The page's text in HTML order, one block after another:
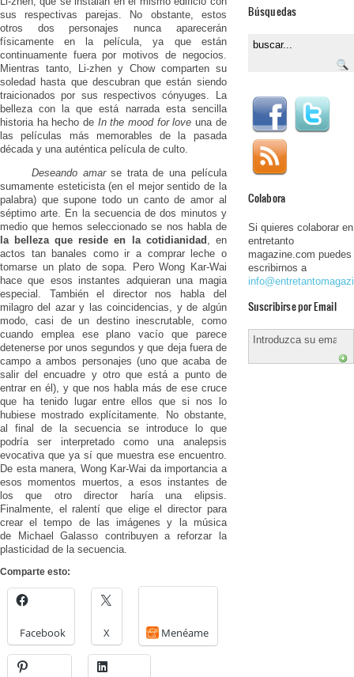
sus respectivas parejas. No obstante, estos
otros dos personajes nunca aparecerán
físicamente en la película, ya que están
continuamente fuera por motivos de negocios.
Mientras tanto, Li-zhen y Chow comparten su
soledad hasta que descubran que están siendo
traicionados por sus respectivos cónyuges. La
belleza con la que está narrada esta sencilla
historia ha hecho de In the mood for loveuna de
las películas más memorables de la pasada
década y una auténtica película de culto.
Deseando amarse trata de una película
sumamente esteticista (en el mejor sentido de la
palabra) que supone todo un canto de amor al
séptimo arte. En la secuencia de dos minutos y
medio que hemos seleccionado se nos habla de
la belleza que reside en la cotidianidad , en
actos tan banales como ir a comprar leche o
tomarse un plato de sopa. Pero Wong Kar-Wai
hace que esos instantes adquieran una magia
especial. También el director nos habla del
milagro del azar y las coincidencias, y de algún
modo, casi de un destino inescrutable, como
cuando emplea ese plano vacío que parece
detenerse por unos segundos y que deja fuera de
campo a ambos personajes (uno que acaba de
salir del encuadre y otro que está a punto de
entrar en él), y que nos habla más de ese cruce
que ha tenido lugar entre ellos que si nos lo
hubiese mostrado explícitamente. No obstante,
al final de la secuencia se introduce lo que
podría ser interpretado como una analepsis
evocativa que ya sí que muestra ese encuentro.
De esta manera, Wong Kar-Wai da importancia a
esos momentos muertos, a esos instantes de
los que otro director haría una elipsis.
Finalmente, el ralentí que elige el director para
crear el tempo de las imágenes y la música
de Michael Galasso contribuyen a reforzar la
plasticidad de la secuencia.
Comparte esto:
Facebook X Menéame
Búsquedas
Colabora
Si quieres colaborar en
entretanto
magazine.com puedes
escribirnos a
Suscribirse por Email